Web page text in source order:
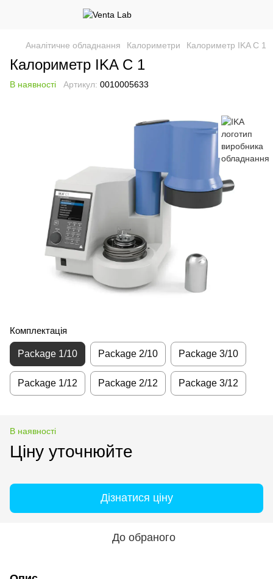
Аналітичне обладнання Калориметри Калориметр IKA C 1
Калориметр IKA C 1
В наявності Артикул: 0010005633
Комплектація
Package 1/10 Package 2/10 Package 3/10
Package 1/12 Package 2/12 Package 3/12
В наявності
Ціну уточнюйте
Дізнатися ціну
До обраного